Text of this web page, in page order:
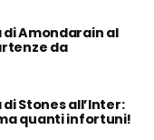
di Amondarain al
da
Stones all’Inter:
quanti infortuni!